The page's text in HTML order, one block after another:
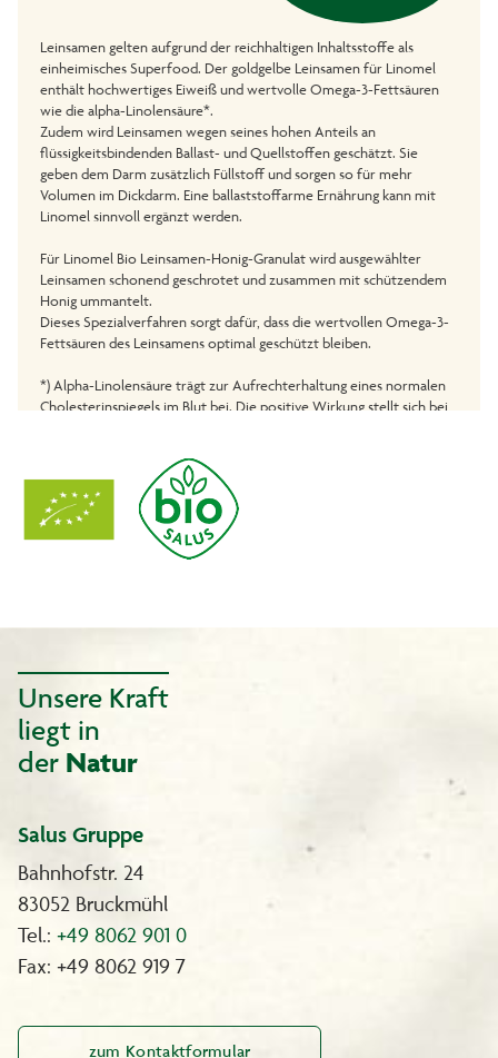
Leinsamen gelten aufgrund der reichhaltigen Inhaltsstoffe als
einheimisches Superfood. Der goldgelbe Leinsamen für Linomel
enthält hochwertiges Eiweiß und wertvolle Omega-3-Fettsäuren
wie die alpha-Linolensäure*.
Zudem wird Leinsamen wegen seines hohen Anteils an
flüssigkeitsbindenden Ballast- und Quellstoffen geschätzt. Sie
geben dem Darm zusätzlich Füllstoff und sorgen so für mehr
Volumen im Dickdarm. Eine ballaststoffarme Ernährung kann mit
Linomel sinnvoll ergänzt werden.
Für Linomel Bio Leinsamen-Honig-Granulat wird ausgewählter
Leinsamen schonend geschrotet und zusammen mit schützendem
Honig ummantelt.
Dieses Spezialverfahren sorgt dafür, dass die wertvollen Omega-3-
Fettsäuren des Leinsamens optimal geschützt bleiben.
*) Alpha-Linolensäure trägt zur Aufrechterhaltung eines normalen
Cholesterinspiegels im Blut bei. Die positive Wirkung stellt sich bei
Unsere Kraft
liegt in
der Natur
Salus Gruppe
Bahnhofstr. 24
83052 Bruckmühl
Tel.: +49 8062 901 0
Fax: +49 8062 919 7
zum Kontaktformular